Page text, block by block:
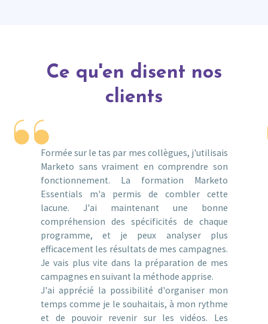
Ce qu'en disent nos
clients
Formée sur le tas par mes collègues, j'utilisais
Marketo sans vraiment en comprendre son
fonctionnement. La formation Marketo
Essentials m'a permis de combler cette
lacune. J'ai maintenant une bonne
compréhension des spécificités de chaque
programme, et je peux analyser plus
efficacement les résultats de mes campagnes.
Je vais plus vite dans la préparation de mes
campagnes en suivant la méthode apprise.
J'ai apprécié la possibilité d'organiser mon
temps comme je le souhaitais, à mon rythme
et de pouvoir revenir sur les vidéos. Les